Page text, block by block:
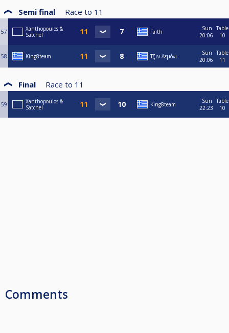
Semi final Race to 11
57
Xanthopoulos &
Satchel
Faith
Sun
20:06
Table
10
58 King8team Τζιν Λεμόνι
Sun
20:06
Table
11
Final Race to 11
59
Xanthopoulos &
Satchel
King8team
Sun
22:23
Table
10
Comments